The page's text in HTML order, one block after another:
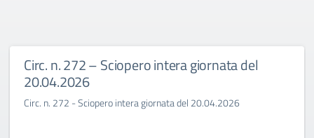
Circ. n. 272 – Sciopero intera giornata del
20.04.2026
Circ. n. 272 - Sciopero intera giornata del 20.04.2026